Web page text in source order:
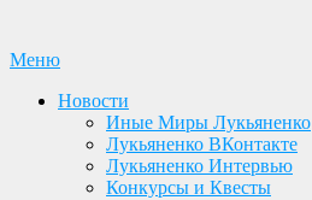
Перейти
содержимому
Меню
Новости
Иные Миры Лукьяненко
Лукьяненко ВКонтакте
Лукьяненко Интервью
Конкурсы и Квесты